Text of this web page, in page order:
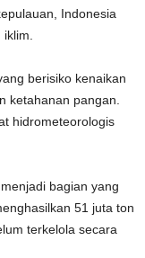
Indonesia
berisiko kenaikan
ketahanan pangan.
hidrometeorologis
bagian yang
51 juta ton
terkelola secara